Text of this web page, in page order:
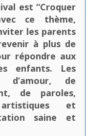
est “Croquer
ce thème,
les parents
à plus de
répondre aux
enfants. Les
de
de paroles,
artistiques et
saine et